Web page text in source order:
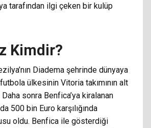
tarafından ilgi çeken bir kulüp
Kimdir?
Diadema şehrinde dünyaya
ülkesinin Vitoria takımının alt
Daha sonra Benfica’ya kiralanan
500 bin Euro karşılığında
oldu. Benfica ile gösterdiği